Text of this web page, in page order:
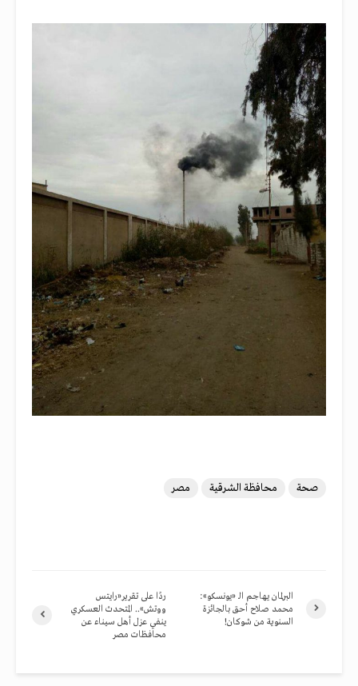
صحة محافظة الشرقية مصر
ردًا على تقرير«رايتس
ووتش».. المتحدث العسكري
ينفي عزل أهل سيناء عن
محافظات مصر
البرلمان يهاجم الـ «يونسكو»:
محمد صلاح أحق بالجائزة
السنوية من شوكان!